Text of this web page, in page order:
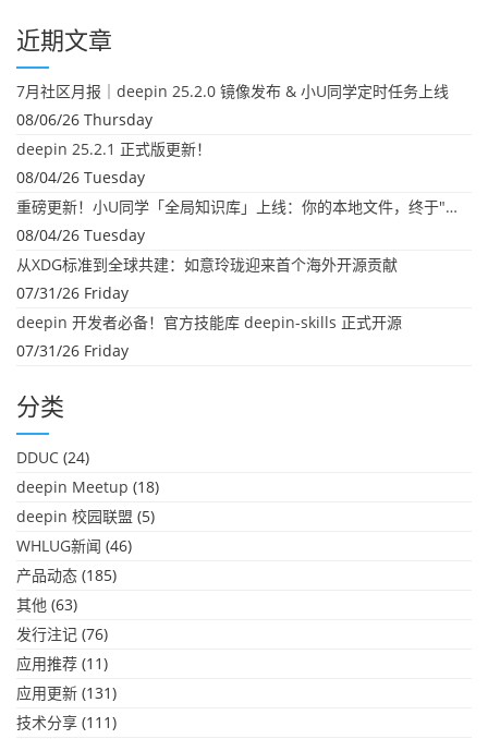
近期文章
7月社区月报｜deepin 25.2.0 镜像发布 & 小U同学定时任务上线
08/06/26 Thursday
deepin 25.2.1 正式版更新！
08/04/26 Tuesday
重磅更新！小U同学「全局知识库」上线：你的本地文件，终于"活"起来了
08/04/26 Tuesday
从XDG标准到全球共建：如意玲珑迎来首个海外开源贡献
07/31/26 Friday
deepin 开发者必备！官方技能库 deepin-skills 正式开源
07/31/26 Friday
分类
DDUC (24)
deepin Meetup (18)
deepin 校园联盟 (5)
WHLUG新闻 (46)
产品动态 (185)
其他 (63)
发行注记 (76)
应用推荐 (11)
应用更新 (131)
技术分享 (111)